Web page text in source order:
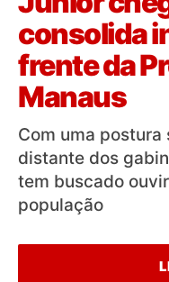
consolida
frente da
Manaus
Com uma
distante dos
tem buscado
população